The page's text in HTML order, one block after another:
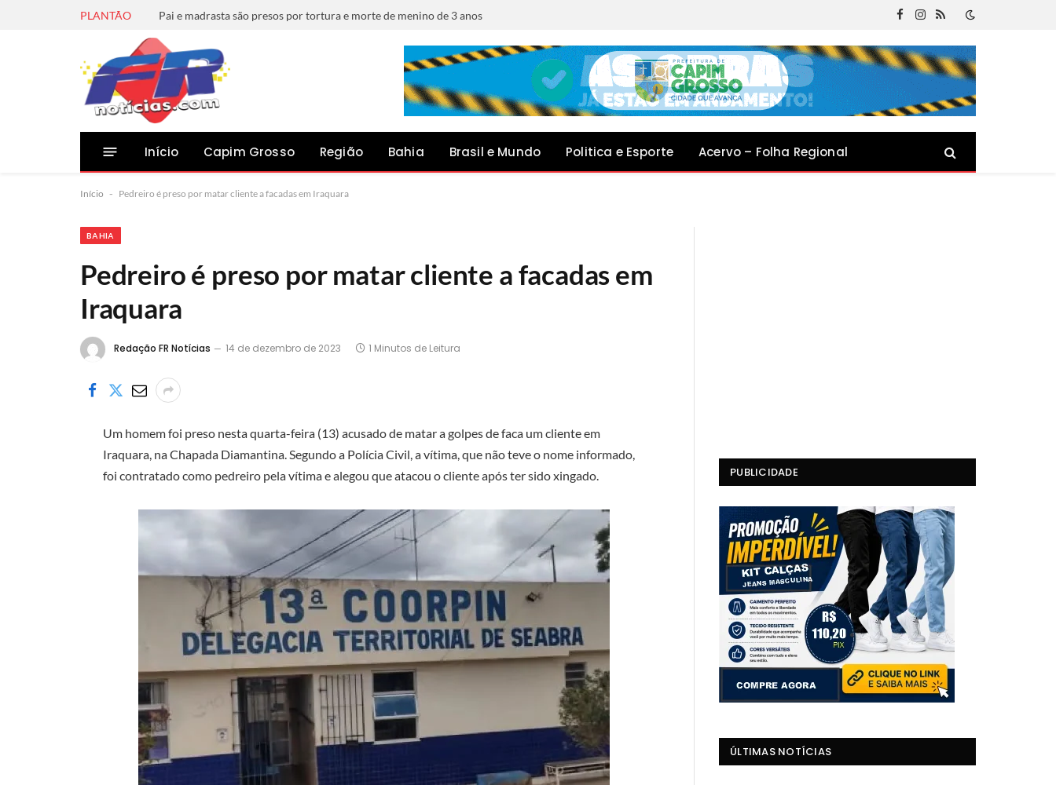
PLANTÃO Pai e madrasta são presos por tortura e morte de menino de 3 anos
Facebook
Instagram
RSS
Início Capim Grosso Região Bahia Brasil e Mundo Politica e Esporte Acervo – Folha Regional
Início - Pedreiro é preso por matar cliente a facadas em Iraquara
BAHIA
Pedreiro é preso por matar cliente a facadas em
Iraquara
Redação FR Notícias 14 de dezembro de 2023 1 Minutos de Leitura
Um homem foi preso nesta quarta-feira (13) acusado de matar a golpes de faca um cliente em
Iraquara, na Chapada Diamantina. Segundo a Polícia Civil, a vítima, que não teve o nome informado,
foi contratado como pedreiro pela vítima e alegou que atacou o cliente após ter sido xingado.
PUBLICIDADE
ÚLTIMAS NOTÍCIAS